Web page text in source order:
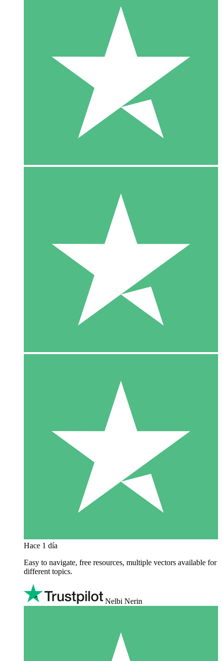
Hace 1 día
Easy to navigate, free resources, multiple vectors available for
different topics.
Nelbi Nerin